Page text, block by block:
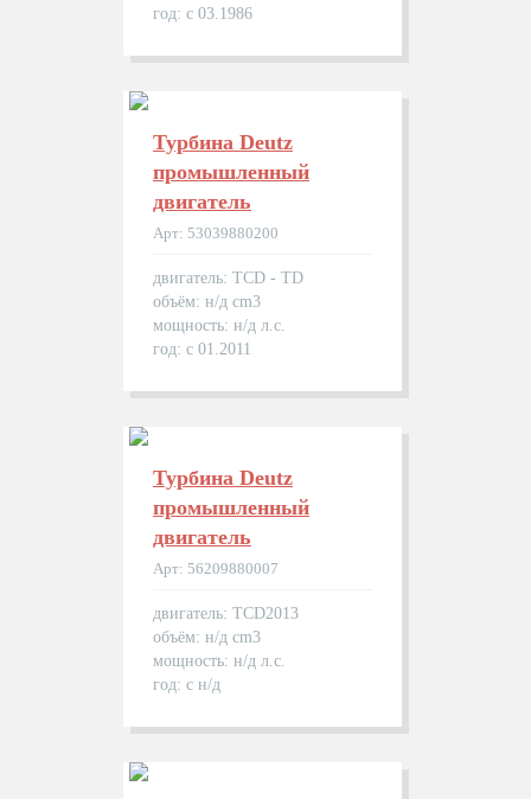
год: с 03.1986
Турбина Deutz
промышленный
двигатель
Арт: 53039880200
двигатель: TCD - TD
объём: н/д cm3
мощность: н/д л.с.
год: с 01.2011
Турбина Deutz
промышленный
двигатель
Арт: 56209880007
двигатель: TCD2013
объём: н/д cm3
мощность: н/д л.с.
год: с н/д